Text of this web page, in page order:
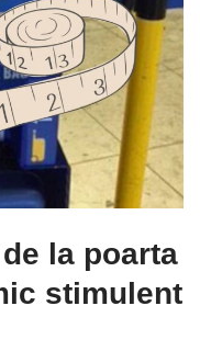
la poarta
stimulent